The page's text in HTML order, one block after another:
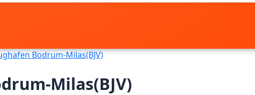
Bodrum-Milas(BJV)
Milas(BJV)